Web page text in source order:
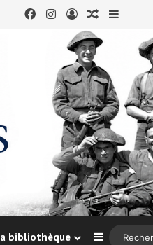
Facebook
InstagramConnexion
Article au
bibliothèque Sidebar